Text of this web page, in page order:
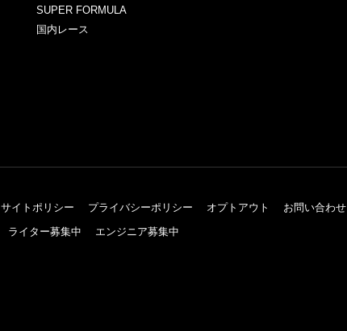
SUPER FORMULA
国内レース
サイトポリシー プライバシーポリシー オプトアウト お問い合わせ
ライター募集中 エンジニア募集中